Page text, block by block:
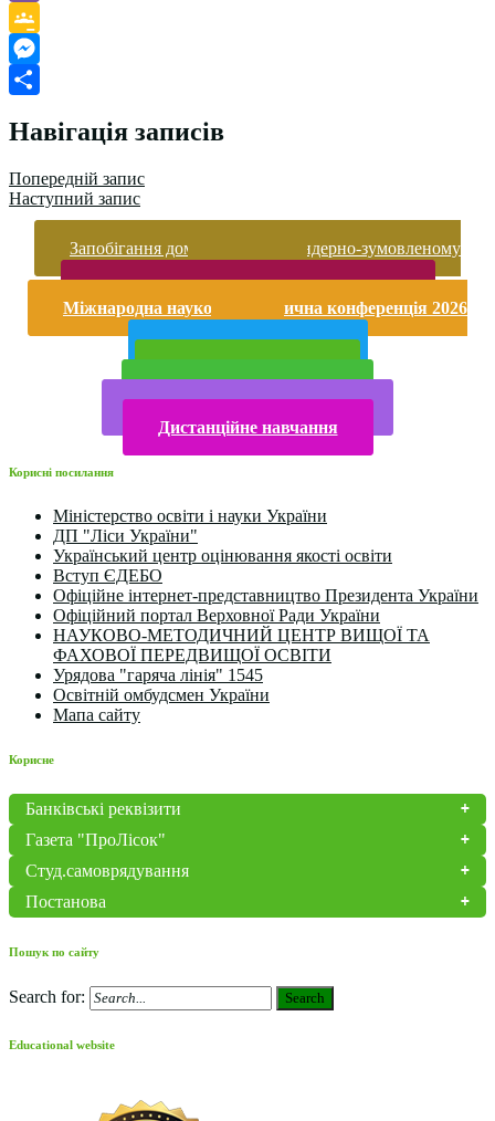
Viber
Google
Classroom
Messenger
Навігація записів
Попередній запис
Наступний запис
Запобігання домашньому та гендерно-зумовленому
Міжнародна науково-практична конференція 2026
Дистанційне навчання
Корисні посилання
Міністерство освіти і науки України
ДП "Ліси України"
Український центр оцінювання якості освіти
Вступ ЄДЕБО
Офіційне інтернет-представництво Президента України
Офіційний портал Верховної Ради України
НАУКОВО-МЕТОДИЧНИЙ ЦЕНТР ВИЩОЇ ТА
ФАХОВОЇ ПЕРЕДВИЩОЇ ОСВІТИ
Урядова "гаряча лінія" 1545
Освітній омбудсмен України
Мапа сайту
Корисне
Банківські реквізити
Газета "ПроЛісок"
Студ.самоврядування
Постанова
Пошук по сайту
Search for: Search
Educational website